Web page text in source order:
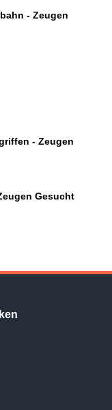
- Zeugen
- Zeugen
Gesucht